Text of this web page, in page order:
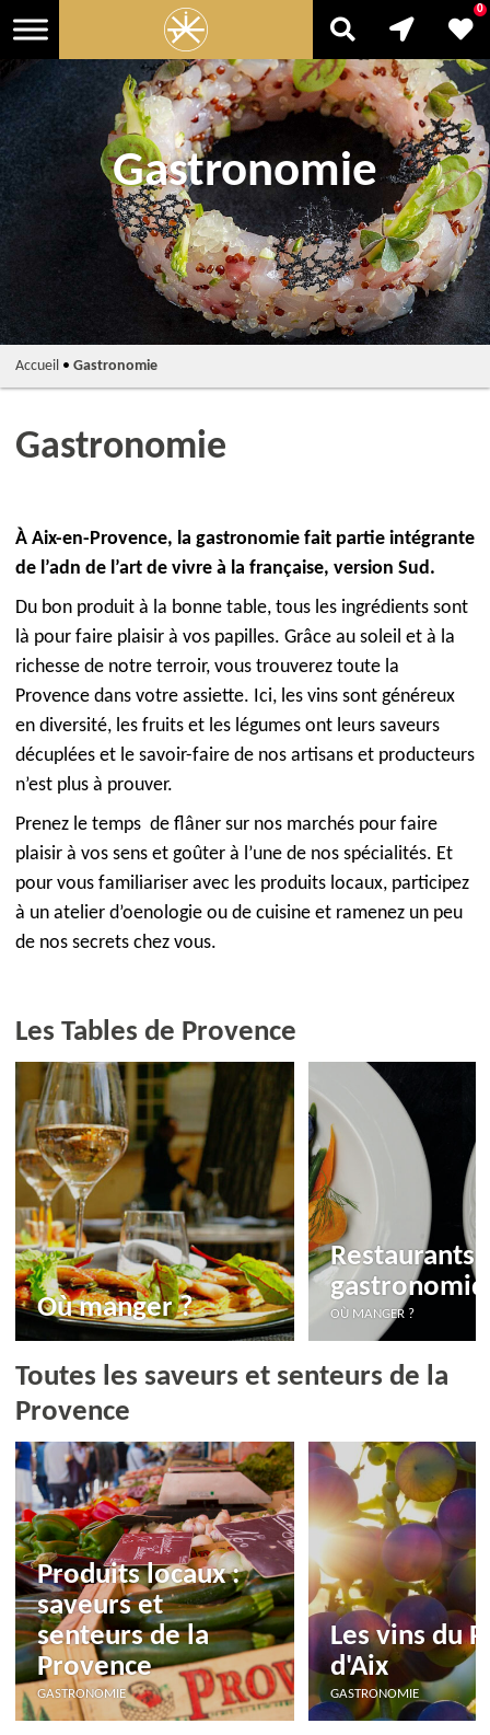
Gastronomie
0
Accueil• Gastronomie
Gastronomie
À Aix-en-Provence, la gastronomie fait partie intégrante
de l’adn de l’art de vivre à la française, version Sud.
Du bon produit à la bonne table, tous les ingrédients sont
là pour faire plaisir à vos papilles. Grâce au soleil et à la
richesse de notre terroir, vous trouverez toute la
Provence dans votre assiette. Ici, les vins sont généreux
en diversité, les fruits et les légumes ont leurs saveurs
décuplées et le savoir-faire de nos artisans et producteurs
n’est plus à prouver.
Prenez le temps de flâner sur nos marchés pour faire
plaisir à vos sens et goûter à l’une de nos spécialités. Et
pour vous familiariser avec les produits locaux, participez
à un atelier d’oenologie ou de cuisine et ramenez un peu
de nos secrets chez vous.
Les Tables de Provence
Où manger ?
Restaurants
OÙ MANGER ?
Toutes les saveurs et senteurs de la
Provence
Produits locaux :
saveurs et
senteurs de la
Provence
GASTRONOMIE
Les vins du
d'Aix
GASTRONOMIE